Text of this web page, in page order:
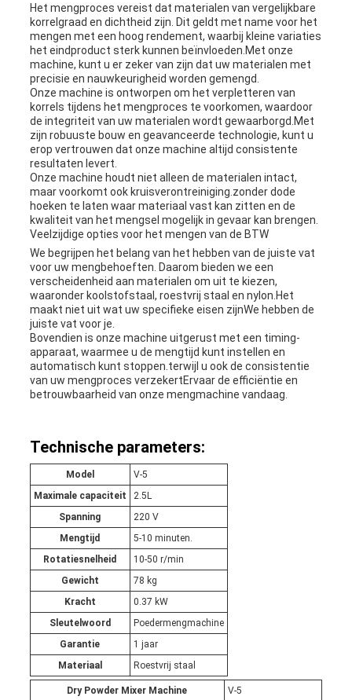
Het mengproces vereist dat materialen van vergelijkbare
korrelgraad en dichtheid zijn. Dit geldt met name voor het
mengen met een hoog rendement, waarbij kleine variaties
het eindproduct sterk kunnen beïnvloeden.Met onze
machine, kunt u er zeker van zijn dat uw materialen met
precisie en nauwkeurigheid worden gemengd.
Onze machine is ontworpen om het verpletteren van
korrels tijdens het mengproces te voorkomen, waardoor
de integriteit van uw materialen wordt gewaarborgd.Met
zijn robuuste bouw en geavanceerde technologie, kunt u
erop vertrouwen dat onze machine altijd consistente
resultaten levert.
Onze machine houdt niet alleen de materialen intact,
maar voorkomt ook kruisverontreiniging.zonder dode
hoeken te laten waar materiaal vast kan zitten en de
kwaliteit van het mengsel mogelijk in gevaar kan brengen.
Veelzijdige opties voor het mengen van de BTW
We begrijpen het belang van het hebben van de juiste vat
voor uw mengbehoeften. Daarom bieden we een
verscheidenheid aan materialen om uit te kiezen,
waaronder koolstofstaal, roestvrij staal en nylon.Het
maakt niet uit wat uw specifieke eisen zijnWe hebben de
juiste vat voor je.
Bovendien is onze machine uitgerust met een timing-
apparaat, waarmee u de mengtijd kunt instellen en
automatisch kunt stoppen.terwijl u ook de consistentie
van uw mengproces verzekertErvaar de efficiëntie en
betrouwbaarheid van onze mengmachine vandaag.
Technische parameters:
Model
V-5
Maximale capaciteit
2.5L
Spanning
220 V
Mengtijd
5-10 minuten.
Rotatiesnelheid
10-50 r/min
Gewicht
78 kg
Kracht
0.37 kW
Sleutelwoord
Poedermengmachine
Garantie
1 jaar
Materiaal
Roestvrij staal
Dry Powder Mixer Machine V-5